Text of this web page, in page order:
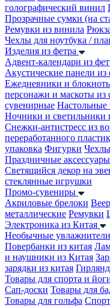
голографический винил
Прозрачные сумки (на
Ремувки из винила
Чехлы для ноутбука /
Изделия из фетра
Адвент-календари из
Акустические панели из
Ежедневники и
персонажи и маскоты из
сувенирные Настольные
Ночники и светильники
Снежки-антистресс из
переработанного
упаковка Фигурки Чехлы
Праздничные аксессуары
Светящийся декор на
стеклянные игрушки
Промо-сувениры
Акриловые брелоки
металлические Ремувки
Электроника из Китая
Необычные увлажнители
Повербанки из китая
и наушники из Китая
зарядки из китая
Товары для спорта и
Сап-доски Товары для
Товары для гольфа